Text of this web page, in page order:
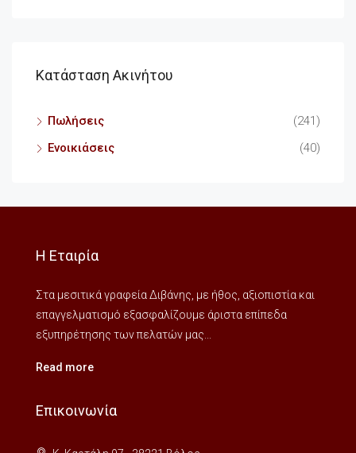
Κατάσταση Ακινήτου
Πωλήσεις
(241)
Ενοικιάσεις
(40)
Η Εταιρία
Στα μεσιτικά γραφεία Διβάνης, με ήθος, αξιοπιστία και
επαγγελματισμό εξασφαλίζουμε άριστα επίπεδα
εξυπηρέτησης των πελατών μας...
Read more
Επικοινωνία